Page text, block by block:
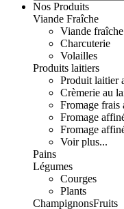
Nos Produits
Viande Fraîche
Viande
Charcuterie
Volailles
Produits laitiers
Produit laitier
Crèmerie au
Fromage frais
Fromage
Fromage
Voir plus...
Pains
Légumes
Courges
Plants
ChampignonsFruits